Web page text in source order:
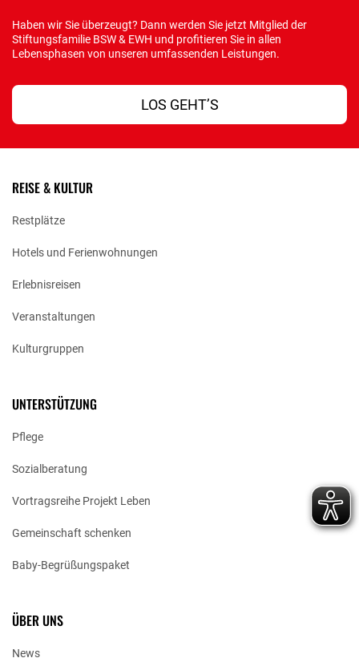
Haben wir Sie überzeugt? Dann werden Sie jetzt Mitglied der
Stiftungsfamilie BSW & EWH und profitieren Sie in allen
Lebensphasen von unseren umfassenden Leistungen.
LOS GEHT’S
REISE & KULTUR
Restplätze
Hotels und Ferienwohnungen
Erlebnisreisen
Veranstaltungen
Kulturgruppen
UNTERSTÜTZUNG
Pflege
Sozialberatung
Vortragsreihe Projekt Leben
Gemeinschaft schenken
Baby-Begrüßungspaket
ÜBER UNS
News